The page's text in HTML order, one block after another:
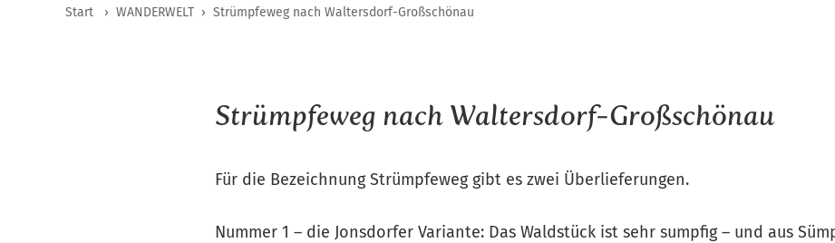
Start › WANDERWELT › Strümpfeweg nach Waltersdorf-Großschönau
Strümpfeweg nach Waltersdorf-Großschönau
Für die Bezeichnung Strümpfeweg gibt es zwei Überlieferungen.
Nummer 1 – die Jonsdorfer Variante: Das Waldstück ist sehr sumpfig – und aus